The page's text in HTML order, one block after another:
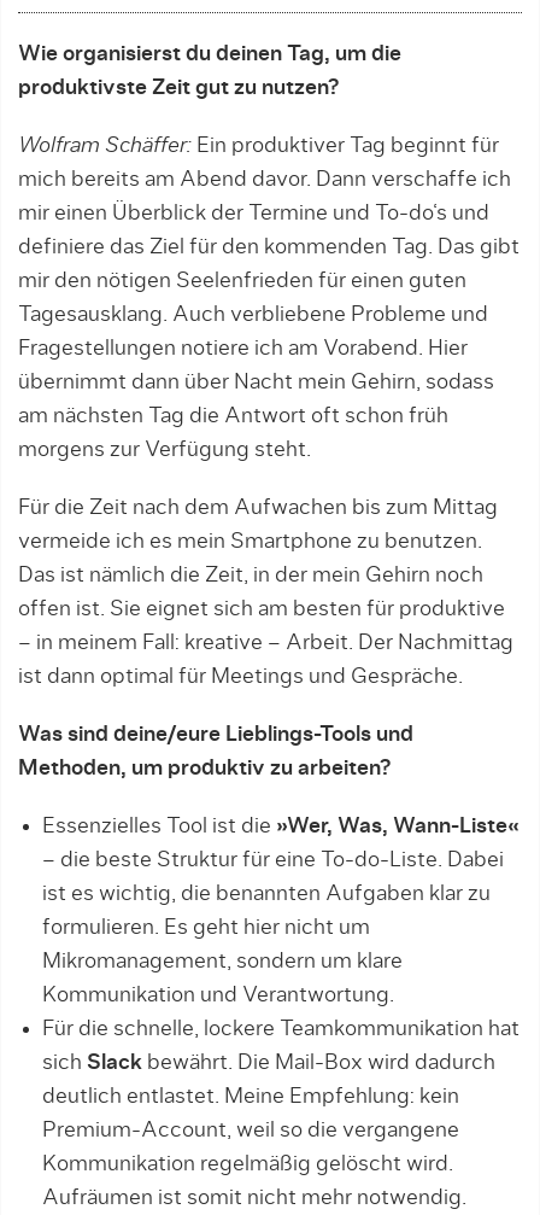
Wie organisierst du deinen Tag, um die
produktivste Zeit gut zu nutzen?
Wolfram Schäffer: Ein produktiver Tag beginnt für
mich bereits am Abend davor. Dann verschaffe ich
mir einen Überblick der Termine und To-do‘s und
definiere das Ziel für den kommenden Tag. Das gibt
mir den nötigen Seelenfrieden für einen guten
Tagesausklang. Auch verbliebene Probleme und
Fragestellungen notiere ich am Vorabend. Hier
übernimmt dann über Nacht mein Gehirn, sodass
am nächsten Tag die Antwort oft schon früh
morgens zur Verfügung steht.
Für die Zeit nach dem Aufwachen bis zum Mittag
vermeide ich es mein Smartphone zu benutzen.
Das ist nämlich die Zeit, in der mein Gehirn noch
offen ist. Sie eignet sich am besten für produktive
– in meinem Fall: kreative – Arbeit. Der Nachmittag
ist dann optimal für Meetings und Gespräche.
Was sind deine/eure Lieblings-Tools und
Methoden, um produktiv zu arbeiten?
Essenzielles Tool ist die »Wer, Was, Wann-Liste«
– die beste Struktur für eine To-do-Liste. Dabei
ist es wichtig, die benannten Aufgaben klar zu
formulieren. Es geht hier nicht um
Mikromanagement, sondern um klare
Kommunikation und Verantwortung.
Für die schnelle, lockere Teamkommunikation hat
sich Slack bewährt. Die Mail-Box wird dadurch
deutlich entlastet. Meine Empfehlung: kein
Premium-Account, weil so die vergangene
Kommunikation regelmäßig gelöscht wird.
Aufräumen ist somit nicht mehr notwendig.